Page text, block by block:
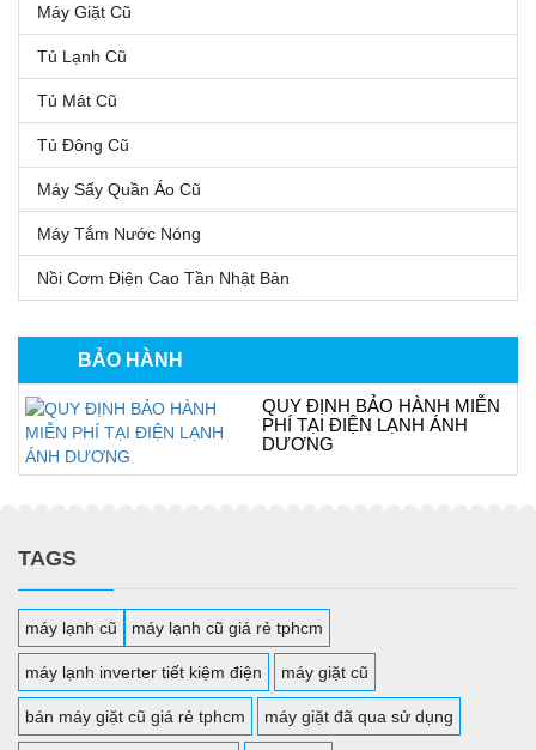
Máy Giặt Cũ
Tủ Lạnh Cũ
Tủ Mát Cũ
Tủ Đông Cũ
Máy Sấy Quần Áo Cũ
Máy Tắm Nước Nóng
Nồi Cơm Điện Cao Tần Nhật Bản
BẢO HÀNH
QUY ĐỊNH BẢO HÀNH MIỄN
PHÍ TẠI ĐIỆN LẠNH ÁNH
DƯƠNG
TAGS
máy lạnh cũ máy lạnh cũ giá rẻ tphcm
máy lạnh inverter tiết kiệm điện máy giặt cũ
bán máy giặt cũ giá rẻ tphcm máy giặt đã qua sử dụng